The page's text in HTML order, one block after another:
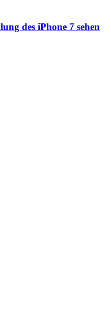
des iPhone 7 sehen